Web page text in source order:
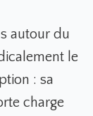
autour du
le
: sa
charge